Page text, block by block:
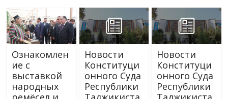
Ознакомлен
ие с
выставкой
народных
Новости
Конституци
онного Суда
Республики
Новости
Конституци
онного Суда
Республики